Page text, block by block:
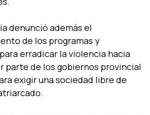
denunció además el
de los programas y
erradicar la violencia hacia
parte de los gobiernos provincial
exigir una sociedad libre de